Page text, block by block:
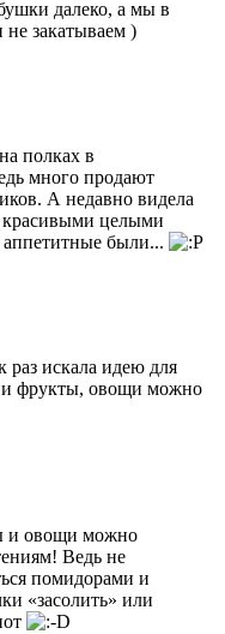
далеко, а мы в
не закатываем )
полках в
много продают
А недавно видела
целыми
были...
раз искала идею для
и фрукты, овощи можно
и овощи можно
Ведь не
помидорами и
«засолить» или